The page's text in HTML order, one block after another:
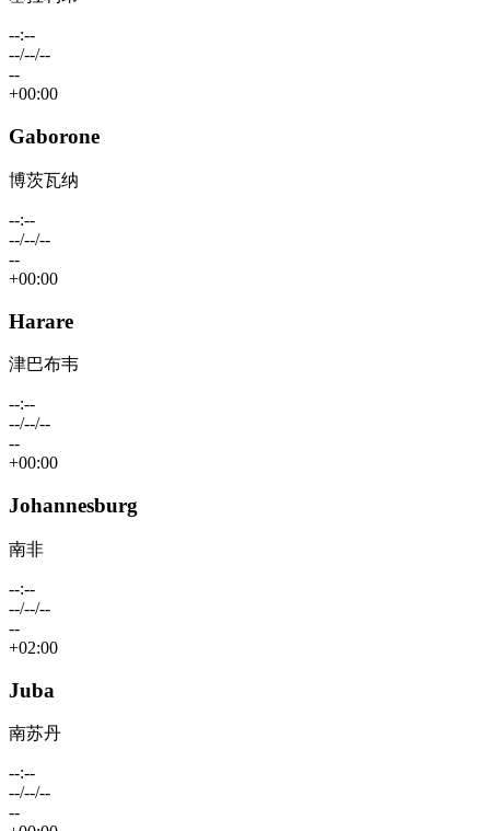
--:--
--/--/--
--
+00:00
Gaborone
博茨瓦纳
--:--
--/--/--
--
+00:00
Harare
津巴布韦
--:--
--/--/--
--
+00:00
Johannesburg
南非
--:--
--/--/--
--
+02:00
Juba
南苏丹
--:--
--/--/--
--